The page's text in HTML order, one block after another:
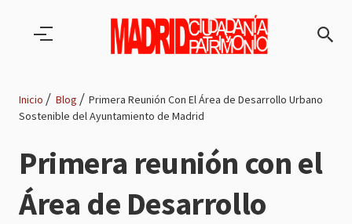
de
navegación
Inicio Blog
Primera Reunión Con El Área de Desarrollo Urbano
Sostenible del Ayuntamiento de Madrid
Primera reunión con el
Área de Desarrollo